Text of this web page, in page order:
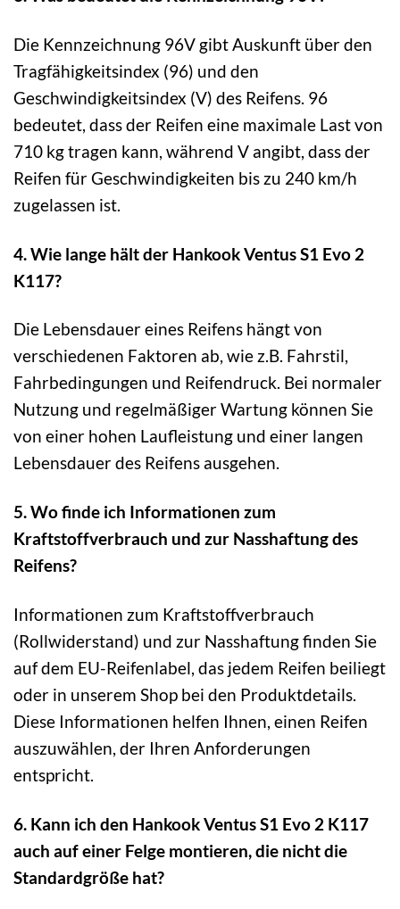
Die Kennzeichnung 96V gibt Auskunft über den
Tragfähigkeitsindex (96) und den
Geschwindigkeitsindex (V) des Reifens. 96
bedeutet, dass der Reifen eine maximale Last von
710 kg tragen kann, während V angibt, dass der
Reifen für Geschwindigkeiten bis zu 240 km/h
zugelassen ist.
4. Wie lange hält der Hankook Ventus S1 Evo 2
K117?
Die Lebensdauer eines Reifens hängt von
verschiedenen Faktoren ab, wie z.B. Fahrstil,
Fahrbedingungen und Reifendruck. Bei normaler
Nutzung und regelmäßiger Wartung können Sie
von einer hohen Laufleistung und einer langen
Lebensdauer des Reifens ausgehen.
5. Wo finde ich Informationen zum
Kraftstoffverbrauch und zur Nasshaftung des
Reifens?
Informationen zum Kraftstoffverbrauch
(Rollwiderstand) und zur Nasshaftung finden Sie
auf dem EU-Reifenlabel, das jedem Reifen beiliegt
oder in unserem Shop bei den Produktdetails.
Diese Informationen helfen Ihnen, einen Reifen
auszuwählen, der Ihren Anforderungen
entspricht.
6. Kann ich den Hankook Ventus S1 Evo 2 K117
auch auf einer Felge montieren, die nicht die
Standardgröße hat?